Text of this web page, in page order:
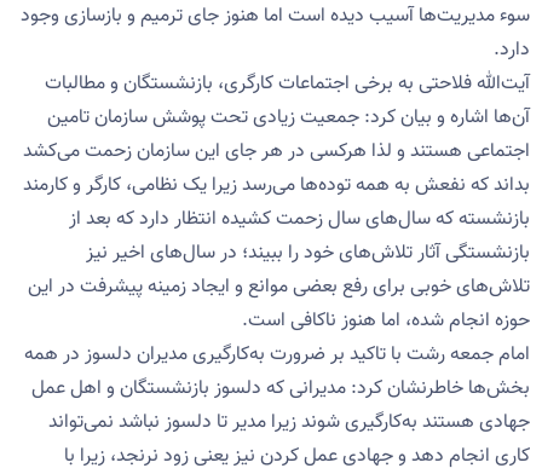
سوء مدیریت‌ها آسیب دیده است اما هنوز جای ترمیم و بازسازی وجود
دارد.
آیت‌الله فلاحتی به برخی اجتماعات کارگری، بازنشستگان و مطالبات
آن‌ها اشاره و بیان کرد: جمعیت زیادی تحت پوشش سازمان تامین
اجتماعی هستند و لذا هرکسی در هر جای این سازمان زحمت می‌کشد
بداند که نفعش به همه توده‌ها می‌رسد زیرا یک نظامی، کارگر و کارمند
بازنشسته که سال‌های سال زحمت کشیده انتظار دارد که بعد از
بازنشستگی آثار تلاش‌های خود را ببیند؛ در سال‌های اخیر نیز
تلاش‌های خوبی برای رفع بعضی موانع و ایجاد زمینه پیشرفت در این
حوزه انجام شده، اما هنوز ناکافی است.
امام جمعه رشت با تاکید بر ضرورت به‌کارگیری مدیران دلسوز در همه
بخش‌ها خاطرنشان کرد: مدیرانی که دلسوز بازنشستگان و اهل عمل
جهادی هستند به‌کارگیری شوند زیرا مدیر تا دلسوز نباشد نمی‌تواند
کاری انجام دهد و جهادی عمل کردن نیز یعنی زود نرنجد، زیرا با